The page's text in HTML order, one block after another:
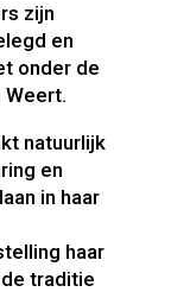
zijn
en
onder de
Weert.
natuurlijk
en
in haar
haar
traditie